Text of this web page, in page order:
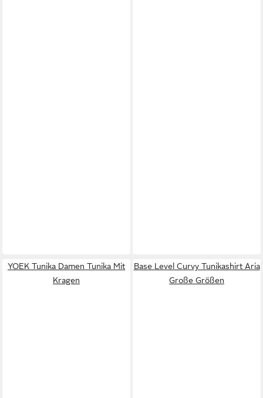
YOEK Tunika Damen Tunika Mit
Kragen
Base Level Curvy Tunikashirt Aria
Große Größen